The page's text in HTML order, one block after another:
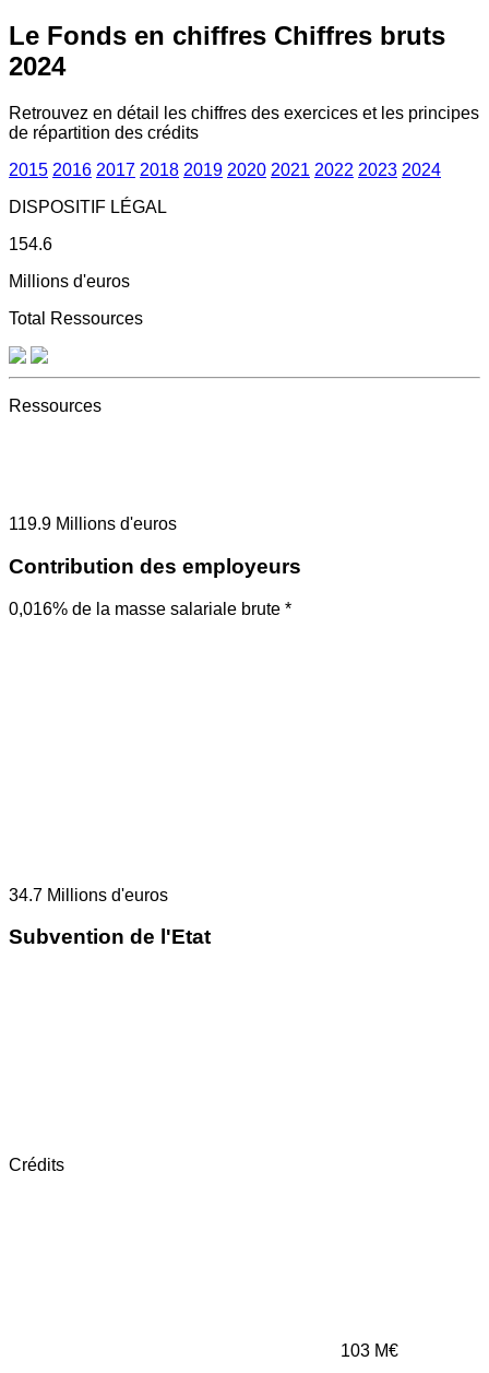
Le Fonds en chiffres Chiffres bruts
2024
Retrouvez en détail les chiffres des exercices et les principes
de répartition des crédits
2015 2016 2017 2018 2019 2020 2021 2022 2023 2024
DISPOSITIF LÉGAL
154.6
Millions d'euros
Total Ressources
Ressources
119.9 Millions d'euros
Contribution des employeurs
0,016% de la masse salariale brute *
34.7 Millions d'euros
Subvention de l'Etat
Crédits
103 M€